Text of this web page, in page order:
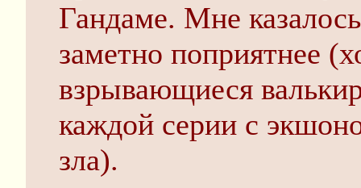
Гандаме. Мне
заметно поприятнее
взрывающиеся
каждой серии с
зла).